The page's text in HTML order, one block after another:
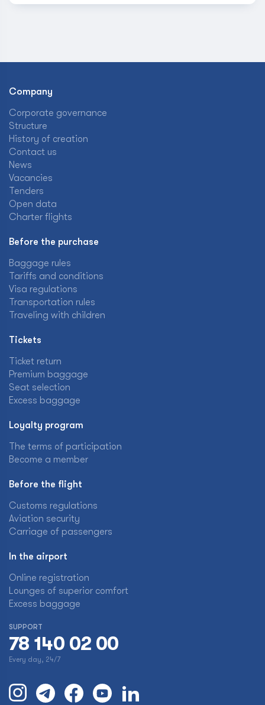
Company
Corporate governance
Structure
History of creation
Contact us
News
Vacancies
Tenders
Open data
Charter flights
Before the purchase
Baggage rules
Tariffs and conditions
Visa regulations
Transportation rules
Traveling with children
Tickets
Ticket return
Premium baggage
Seat selection
Excess baggage
Loyalty program
The terms of participation
Become a member
Before the flight
Customs regulations
Aviation security
Carriage of passengers
In the airport
Online registration
Lounges of superior comfort
Excess baggage
SUPPORT
78 140 02 00
Every day, 24/7